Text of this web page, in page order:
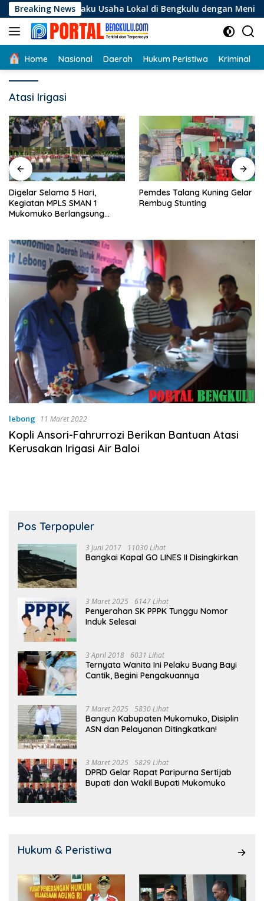
Langsung
ke
konten
Breaking News
Pelaku Usaha Lokal di Bengkulu dengan Meningkatkan
Home Nasional Daerah Hukum Peristiwa Kriminal
Atasi Irigasi
Digelar Selama 5 Hari,
Kegiatan MPLS SMAN 1
Mukomuko Berlangsung
Pemdes Talang Kuning Gelar
Rembug Stunting
lebong 11 Maret 2022
Kopli Ansori-Fahrurrozi Berikan Bantuan Atasi
Kerusakan Irigasi Air Baloi
Pos Terpopuler
3 Juni 2017 11030 Lihat
Bangkai Kapal GO LINES II Disingkirkan
3 Maret 2025 6147 Lihat
Penyerahan SK PPPK Tunggu Nomor
Induk Selesai
3 April 2018 6031 Lihat
Ternyata Wanita Ini Pelaku Buang Bayi
Cantik, Begini Pengakuannya
7 Maret 2025 5830 Lihat
Bangun Kabupaten Mukomuko, Disiplin
ASN dan Pelayanan Ditingkatkan!
3 Maret 2025 5829 Lihat
DPRD Gelar Rapat Paripurna Sertijab
Bupati dan Wakil Bupati Mukomuko
Hukum & Peristiwa